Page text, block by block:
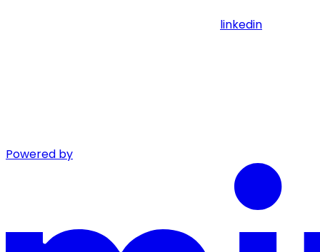
linkedin
Powered by